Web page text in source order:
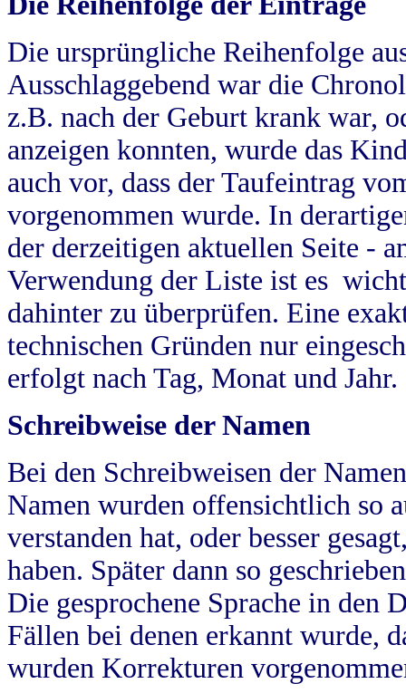
Die ursprüngliche Reihenfolge
Ausschlaggebend war die
z.B. nach der Geburt krank war,
anzeigen konnten, wurde das
auch vor, dass der Taufeintrag
vorgenommen wurde. In
der derzeitigen aktuellen Seite -
Verwendung der Liste ist es
dahinter zu überprüfen. Eine
technischen Gründen nur
erfolgt nach Tag, Monat und Jahr.
Schreibweise der Namen
Bei den Schreibweisen der
Namen wurden offensichtlich so
verstanden hat, oder besser
haben. Später dann so
Die gesprochene Sprache in
Fällen bei denen erkannt wurde,
wurden Korrekturen